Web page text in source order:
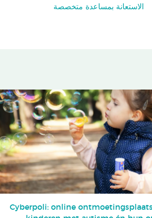
الاستعانة بمساعدة متخصصة
Cyberpoli: online